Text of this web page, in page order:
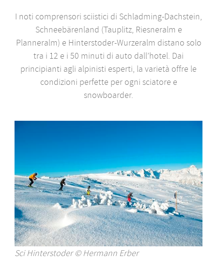
I noti comprensori sciistici di Schladming-Dachstein,
Schneebärenland (Tauplitz, Riesneralm e
Planneralm) e Hinterstoder-Wurzeralm distano solo
tra i 12 e i 50 minuti di auto dall’hotel. Dai
principianti agli alpinisti esperti, la varietà offre le
condizioni perfette per ogni sciatore e
snowboarder.
Sci Hinterstoder © Hermann Erber